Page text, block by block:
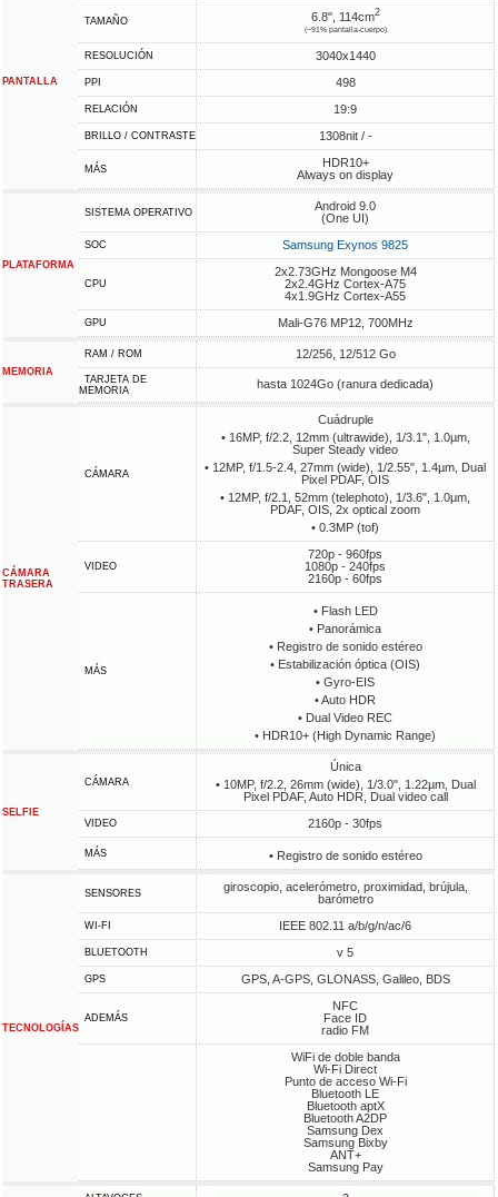
PANTALLA
TAMAÑO 6.8", 114cm2
(~91% pantalla-cuerpo)
RESOLUCIÓN 3040x1440
PPI 498
RELACIÓN 19:9
BRILLO / CONTRASTE 1308nit / -
MÁS
HDR10+
Always on display
PLATAFORMA
SISTEMA OPERATIVO
Android 9.0
(One UI)
SOC Samsung Exynos 9825
CPU
2x2.73GHz Mongoose M4
2x2.4GHz Cortex-A75
4x1.9GHz Cortex-A55
GPU Mali-G76 MP12, 700MHz
MEMORIA
RAM / ROM 12/256, 12/512 Go
TARJETA DE
MEMORIA
hasta 1024Go (ranura dedicada)
CÁMARA
TRASERA
CÁMARA
Cuádruple
• 16MP, f/2.2, 12mm (ultrawide), 1/3.1", 1.0µm,
Super Steady video
• 12MP, f/1.5-2.4, 27mm (wide), 1/2.55", 1.4µm, Dual
Pixel PDAF, OIS
• 12MP, f/2.1, 52mm (telephoto), 1/3.6", 1.0µm,
PDAF, OIS, 2x optical zoom
• 0.3MP (tof)
VIDEO
720p - 960fps
1080p - 240fps
2160p - 60fps
MÁS
• Flash LED
• Panorámica
• Registro de sonido estéreo
• Estabilización óptica (OIS)
• Gyro-EIS
• Auto HDR
• Dual Video REC
• HDR10+ (High Dynamic Range)
SELFIE
CÁMARA
Única
• 10MP, f/2.2, 26mm (wide), 1/3.0", 1.22µm, Dual
Pixel PDAF, Auto HDR, Dual video call
VIDEO 2160p - 30fps
MÁS • Registro de sonido estéreo
TECNOLOGÍAS
SENSORES
giroscopio, acelerómetro, proximidad, brújula,
barómetro
WI-FI IEEE 802.11 a/b/g/n/ac/6
BLUETOOTH v 5
GPS GPS, A-GPS, GLONASS, Galileo, BDS
ADEMÁS
NFC
Face ID
radio FM
WiFi de doble banda
Wi-Fi Direct
Punto de acceso Wi-Fi
Bluetooth LE
Bluetooth aptX
Bluetooth A2DP
Samsung Dex
Samsung Bixby
ANT+
Samsung Pay